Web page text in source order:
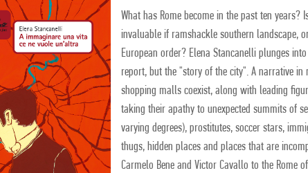
What has Rome become in the past ten
invaluable if ramshackle southern landscape,
European order? Elena Stancanelli plunges
report, but the "story of the city". A narrative
shopping malls coexist, along with leading
taking their apathy to unexpected summits of
varying degrees), prostitutes, soccer stars,
thugs, hidden places and places that are
Carmelo Bene and Victor Cavallo to the Rome